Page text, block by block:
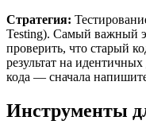
Стратегия:
Testing). Самый важный
проверить, что старый
результат на
кода — сначала
Инструменты